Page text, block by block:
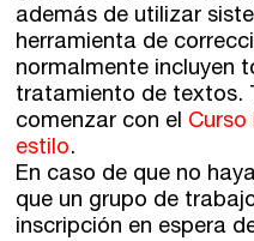
además de utilizar
herramienta de
normalmente incluyen
tratamiento de textos.
comenzar con el Curso
estilo.
En caso de que no
que un grupo de
inscripción en espera